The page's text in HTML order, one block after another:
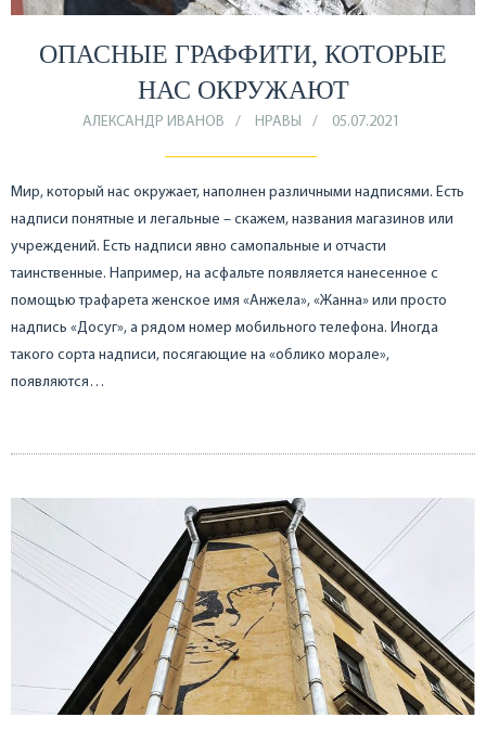
ОПАСНЫЕ ГРАФФИТИ, КОТОРЫЕ
НАС ОКРУЖАЮТ
АЛЕКСАНДР ИВАНОВ НРАВЫ 05.07.2021
Мир, который нас окружает, наполнен различными надписями. Есть
надписи понятные и легальные – скажем, названия магазинов или
учреждений. Есть надписи явно самопальные и отчасти
таинственные. Например, на асфальте появляется нанесенное с
помощью трафарета женское имя «Анжела», «Жанна» или просто
надпись «Досуг», а рядом номер мобильного телефона. Иногда
такого сорта надписи, посягающие на «облико морале»,
появляются…